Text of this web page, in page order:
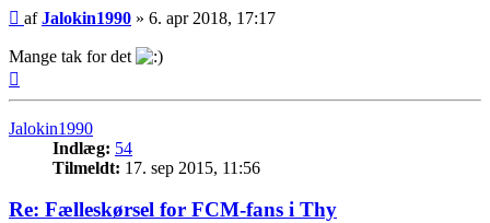
Indlæg
afJalokin1990 » 6. apr 2018, 17:17
Mange tak for det
Jalokin1990
Indlæg: 54
Tilmeldt: 17. sep 2015, 11:56
Re: Fælleskørsel for FCM-fans i Thy